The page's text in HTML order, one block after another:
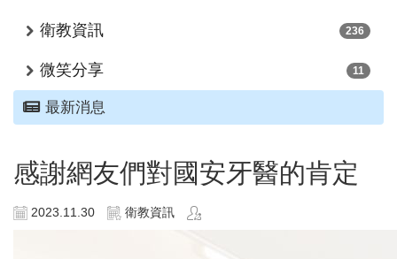
衛教資訊 236
微笑分享 11
最新消息
感謝網友們對國安牙醫的肯定
2023.11.30 衛教資訊